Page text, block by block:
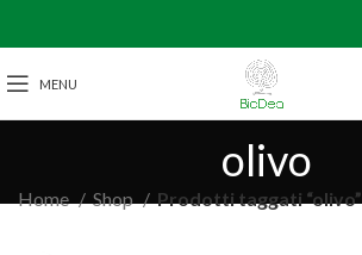
MENU
olivo
Home Shop Prodotti taggati “olivo”